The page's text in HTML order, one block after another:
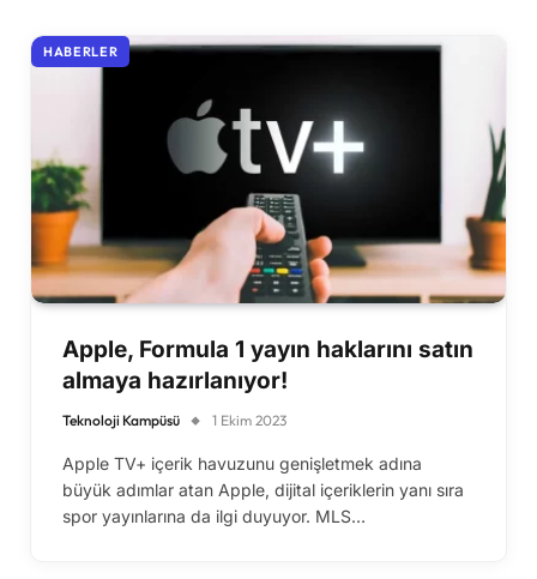
HABERLER
Apple, Formula 1 yayın haklarını satın
almaya hazırlanıyor!
Teknoloji Kampüsü 1 Ekim 2023
Apple TV+ içerik havuzunu genişletmek adına
büyük adımlar atan Apple, dijital içeriklerin yanı sıra
spor yayınlarına da ilgi duyuyor. MLS…